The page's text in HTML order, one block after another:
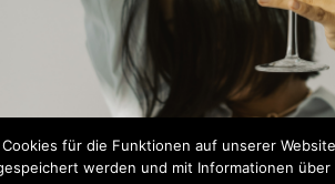
für die Funktionen auf unserer
werden und mit Informationen